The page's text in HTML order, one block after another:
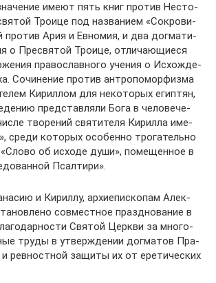
име­ют пять книг про­тив Несто­
Тро­и­це под на­зва­ни­ем «Со­кро­ви­
про­тив Ария и Ев­но­мия, и два дог­ма­ти­
о Пре­свя­той Тро­и­це, от­ли­ча­ю­щи­е­ся
пра­во­слав­но­го уче­ния о Ис­хож­де­
Со­чи­не­ние про­тив ан­тро­по­мор­физ­ма
Ки­рил­лом для неко­то­рых егип­тян,
пред­став­ля­ли Бо­га в че­ло­ве­че­
тво­ре­ний свя­ти­те­ля Ки­рил­ла име­
сре­ди ко­то­рых осо­бен­но тро­га­тель­но
об ис­хо­де ду­ши», по­ме­щен­ное в
Псал­ти­ри».
и Ки­рил­лу, ар­хи­епи­ско­пам Алек­
сов­мест­ное празд­но­ва­ние в
Свя­той Церк­ви за мно­го­
тру­ды в утвер­жде­нии дог­ма­тов Пра­
рев­ност­ной за­щи­ты их от ере­ти­че­ских